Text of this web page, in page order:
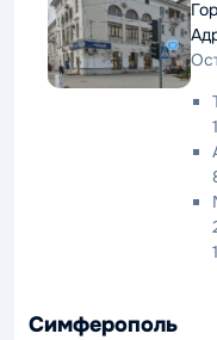
Симферополь